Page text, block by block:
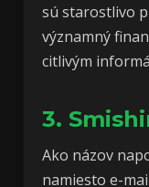
sú starostlivo
významný
citlivým
3.
Ako názov
namiesto e-